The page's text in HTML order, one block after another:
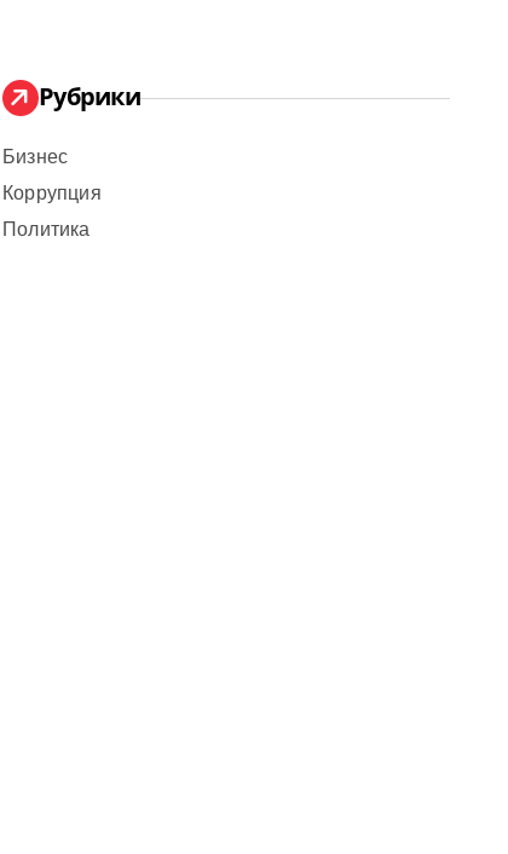
Рубрики
Бизнес
Коррупция
Политика